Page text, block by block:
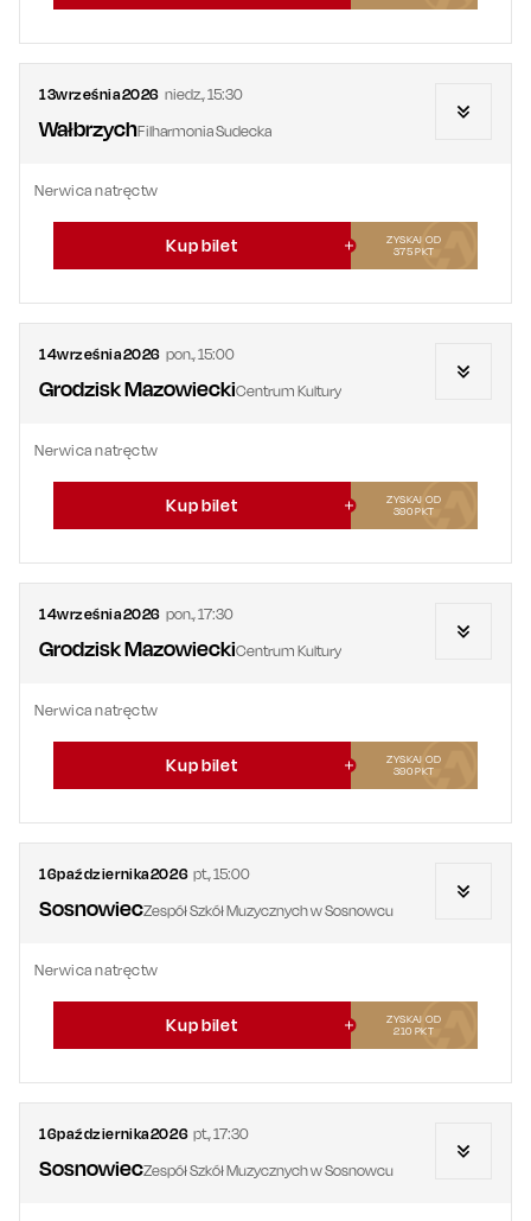
13września2026 niedz.,15:30
WałbrzychFilharmonia Sudecka
Nerwica natręctw
Kup bilet
ZYSKAJ OD
375PKT
14września2026 pon.,15:00
Grodzisk MazowieckiCentrum Kultury
Nerwica natręctw
Kup bilet
ZYSKAJ OD
390PKT
14września2026 pon.,17:30
Grodzisk MazowieckiCentrum Kultury
Nerwica natręctw
Kup bilet
ZYSKAJ OD
390PKT
16października2026 pt.,15:00
SosnowiecZespół Szkół Muzycznych w Sosnowcu
Nerwica natręctw
Kup bilet
ZYSKAJ OD
210 PKT
16października2026 pt.,17:30
SosnowiecZespół Szkół Muzycznych w Sosnowcu